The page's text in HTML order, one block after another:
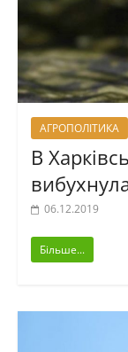
АГРОПОЛІТИКА
В
06.12.2019
Більше...